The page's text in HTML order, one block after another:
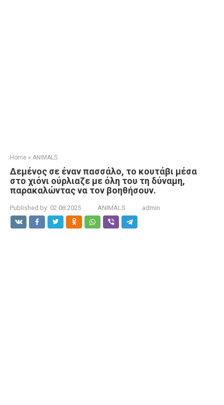
Home » ANIMALS
Δεμένος σε έναν πασσάλο, το κουτάβι μέσα
στο χιόνι ούρλιαζε με όλη του τη δύναμη,
παρακαλώντας να τον βοηθήσουν.
Published by: 02.08.2025 ANIMALS admin